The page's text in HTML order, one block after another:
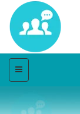
منو